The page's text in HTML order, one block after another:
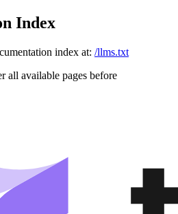
Index
index at: /llms.txt
all available pages before